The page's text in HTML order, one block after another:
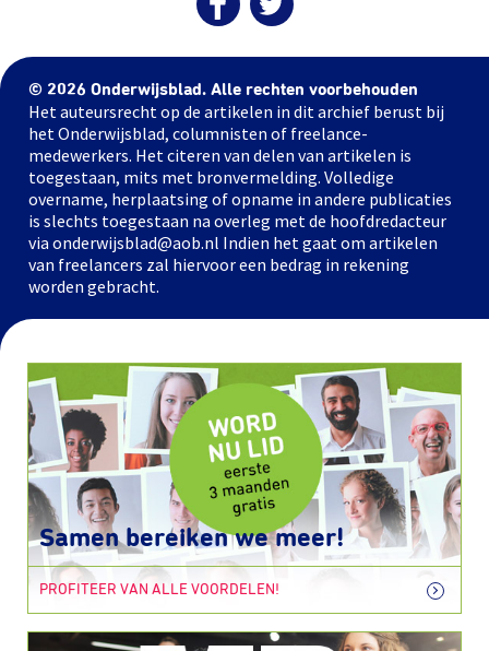
© 2026 Onderwijsblad. Alle rechten voorbehouden
Het auteursrecht op de artikelen in dit archief berust bij
het Onderwijsblad, columnisten of freelance-
medewerkers. Het citeren van delen van artikelen is
toegestaan, mits met bronvermelding. Volledige
overname, herplaatsing of opname in andere publicaties
is slechts toegestaan na overleg met de hoofdredacteur
via onderwijsblad@aob.nl Indien het gaat om artikelen
van freelancers zal hiervoor een bedrag in rekening
worden gebracht.
Samen bereiken we meer!
PROFITEER VAN ALLE VOORDELEN!